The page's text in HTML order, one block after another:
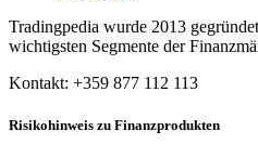
Tradingpedia wurde 2013
wichtigsten Segmente der
Kontakt: +359 877 112 113
Risikohinweis zu Finanzprodukten